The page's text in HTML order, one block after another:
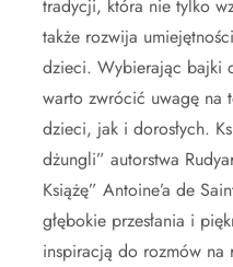
tradycji, która nie tylko
także rozwija
dzieci. Wybierając bajki
warto zwrócić uwagę na
dzieci, jak i dorosłych.
dżungli” autorstwa
Książę” Antoine’a de
głębokie przesłania i
inspiracją do rozmów na